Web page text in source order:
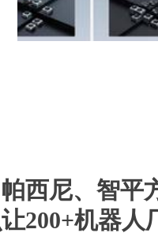
西尼、智平
200+机器人